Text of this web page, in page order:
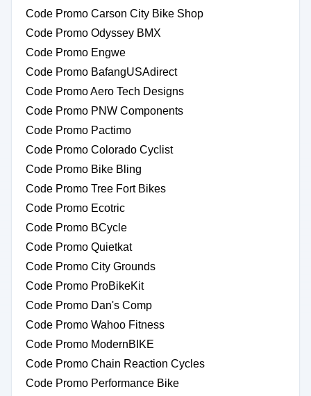
Code Promo Carson City Bike Shop
Code Promo Odyssey BMX
Code Promo Engwe
Code Promo BafangUSAdirect
Code Promo Aero Tech Designs
Code Promo PNW Components
Code Promo Pactimo
Code Promo Colorado Cyclist
Code Promo Bike Bling
Code Promo Tree Fort Bikes
Code Promo Ecotric
Code Promo BCycle
Code Promo Quietkat
Code Promo City Grounds
Code Promo ProBikeKit
Code Promo Dan's Comp
Code Promo Wahoo Fitness
Code Promo ModernBIKE
Code Promo Chain Reaction Cycles
Code Promo Performance Bike